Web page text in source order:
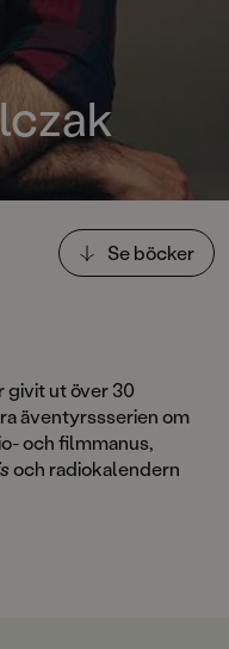
Se böcker
givit ut över 30
äventyrssserien om
och filmmanus,
och radiokalendern